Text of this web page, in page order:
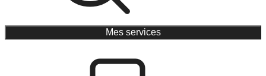
Mes services